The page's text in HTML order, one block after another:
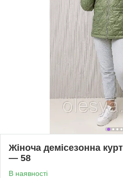
Жіноча демісезонна
— 58
В наявності